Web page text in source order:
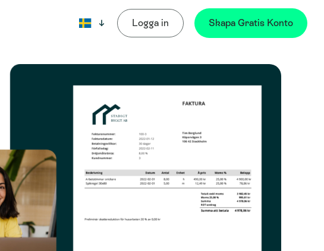
Språk: Svenska
Logga in Skapa Gratis Konto